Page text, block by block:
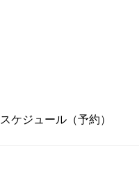
スケジュール（予約）